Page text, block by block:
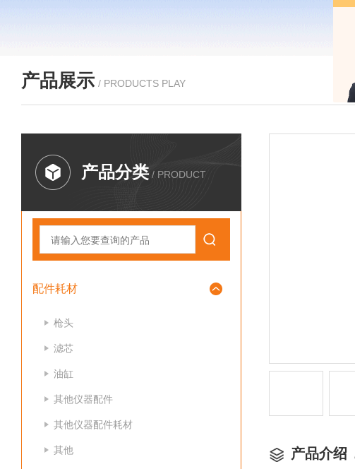
产品展示 / PRODUCTS PLAY
产品分类 / PRODUCT
配件耗材
枪头
滤芯
油缸
其他仪器配件
其他仪器配件耗材
其他 产品介绍